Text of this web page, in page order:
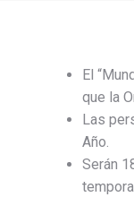
El
que la
Las
Año.
Serán